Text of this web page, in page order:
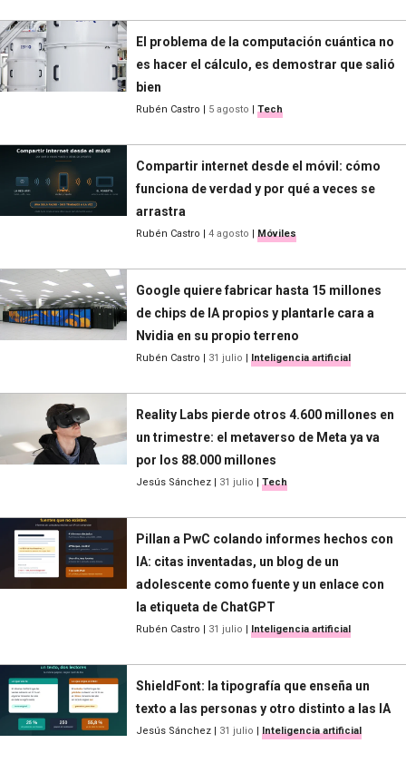
El problema de la computación cuántica no
es hacer el cálculo, es demostrar que salió
bien
Rubén Castro | 5 agosto | Tech
Compartir internet desde el móvil: cómo
funciona de verdad y por qué a veces se
arrastra
Rubén Castro | 4 agosto | Móviles
Google quiere fabricar hasta 15 millones
de chips de IA propios y plantarle cara a
Nvidia en su propio terreno
Rubén Castro | 31 julio | Inteligencia artificial
Reality Labs pierde otros 4.600 millones en
un trimestre: el metaverso de Meta ya va
por los 88.000 millones
Jesús Sánchez | 31 julio | Tech
Pillan a PwC colando informes hechos con
IA: citas inventadas, un blog de un
adolescente como fuente y un enlace con
la etiqueta de ChatGPT
Rubén Castro | 31 julio | Inteligencia artificial
ShieldFont: la tipografía que enseña un
texto a las personas y otro distinto a las IA
Jesús Sánchez | 31 julio | Inteligencia artificial